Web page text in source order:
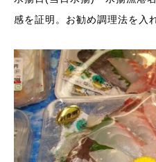
感を証明。お勧め調理法を入